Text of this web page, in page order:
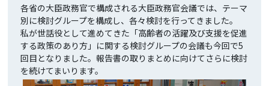
各省の大臣政務官で構成される大臣政務官会議では、テーマ
別に検討グループを構成し、各々検討を行ってきました。
私が世話役として進めてきた「高齢者の活躍及び支援を促進
する政策のあり方」に関する検討グループの会議も今回で5
回目となりました。報告書の取りまとめに向けてさらに検討
を続けてまいります。